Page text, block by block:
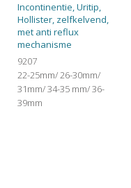
Incontinentie, Uritip,
Hollister, zelfkelvend,
met anti reflux
mechanisme
9207
22-25mm/ 26-30mm/
31mm/ 34-35 mm/ 36-
39mm